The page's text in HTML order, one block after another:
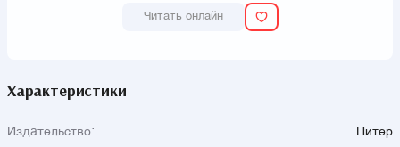
Читать онлайн
Характеристики
Издательство:
Питер